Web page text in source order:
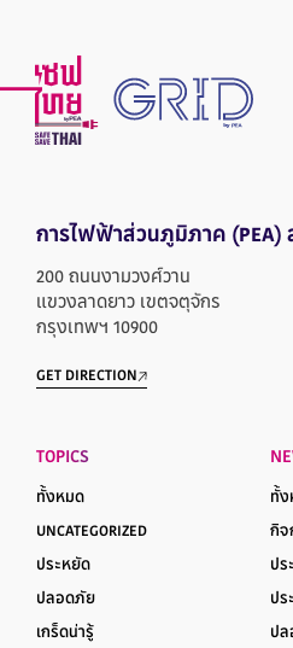
การไฟฟ้าส่วนภูมิภาค (PEA)
200 ถนนงามวงศ์วาน
แขวงลาดยาว เขตจตุจักร
กรุงเทพฯ 10900
GET DIRECTION
TOPICS
ทั้งหมด
UNCATEGORIZED
ประหยัด
ปลอดภัย
เกร็ดน่ารู้
ทั้ง
กิจ
ปร
ปร
ปล